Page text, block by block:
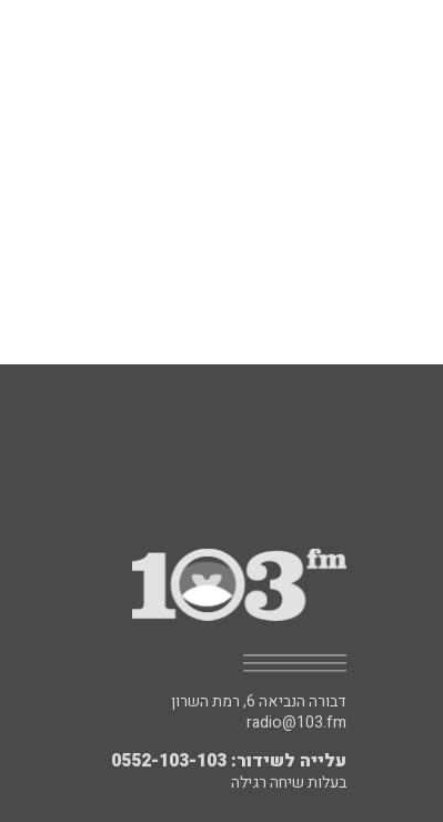
דבורה הנביאה 6, רמת השרון
radio@103.fm
עלייה לשידור: 0552-103-103
בעלות שיחה רגילה